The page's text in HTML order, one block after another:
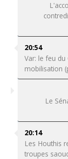
20:54
Var: le feu
mobilisation
Le
20:14
Les Houthis
troupes